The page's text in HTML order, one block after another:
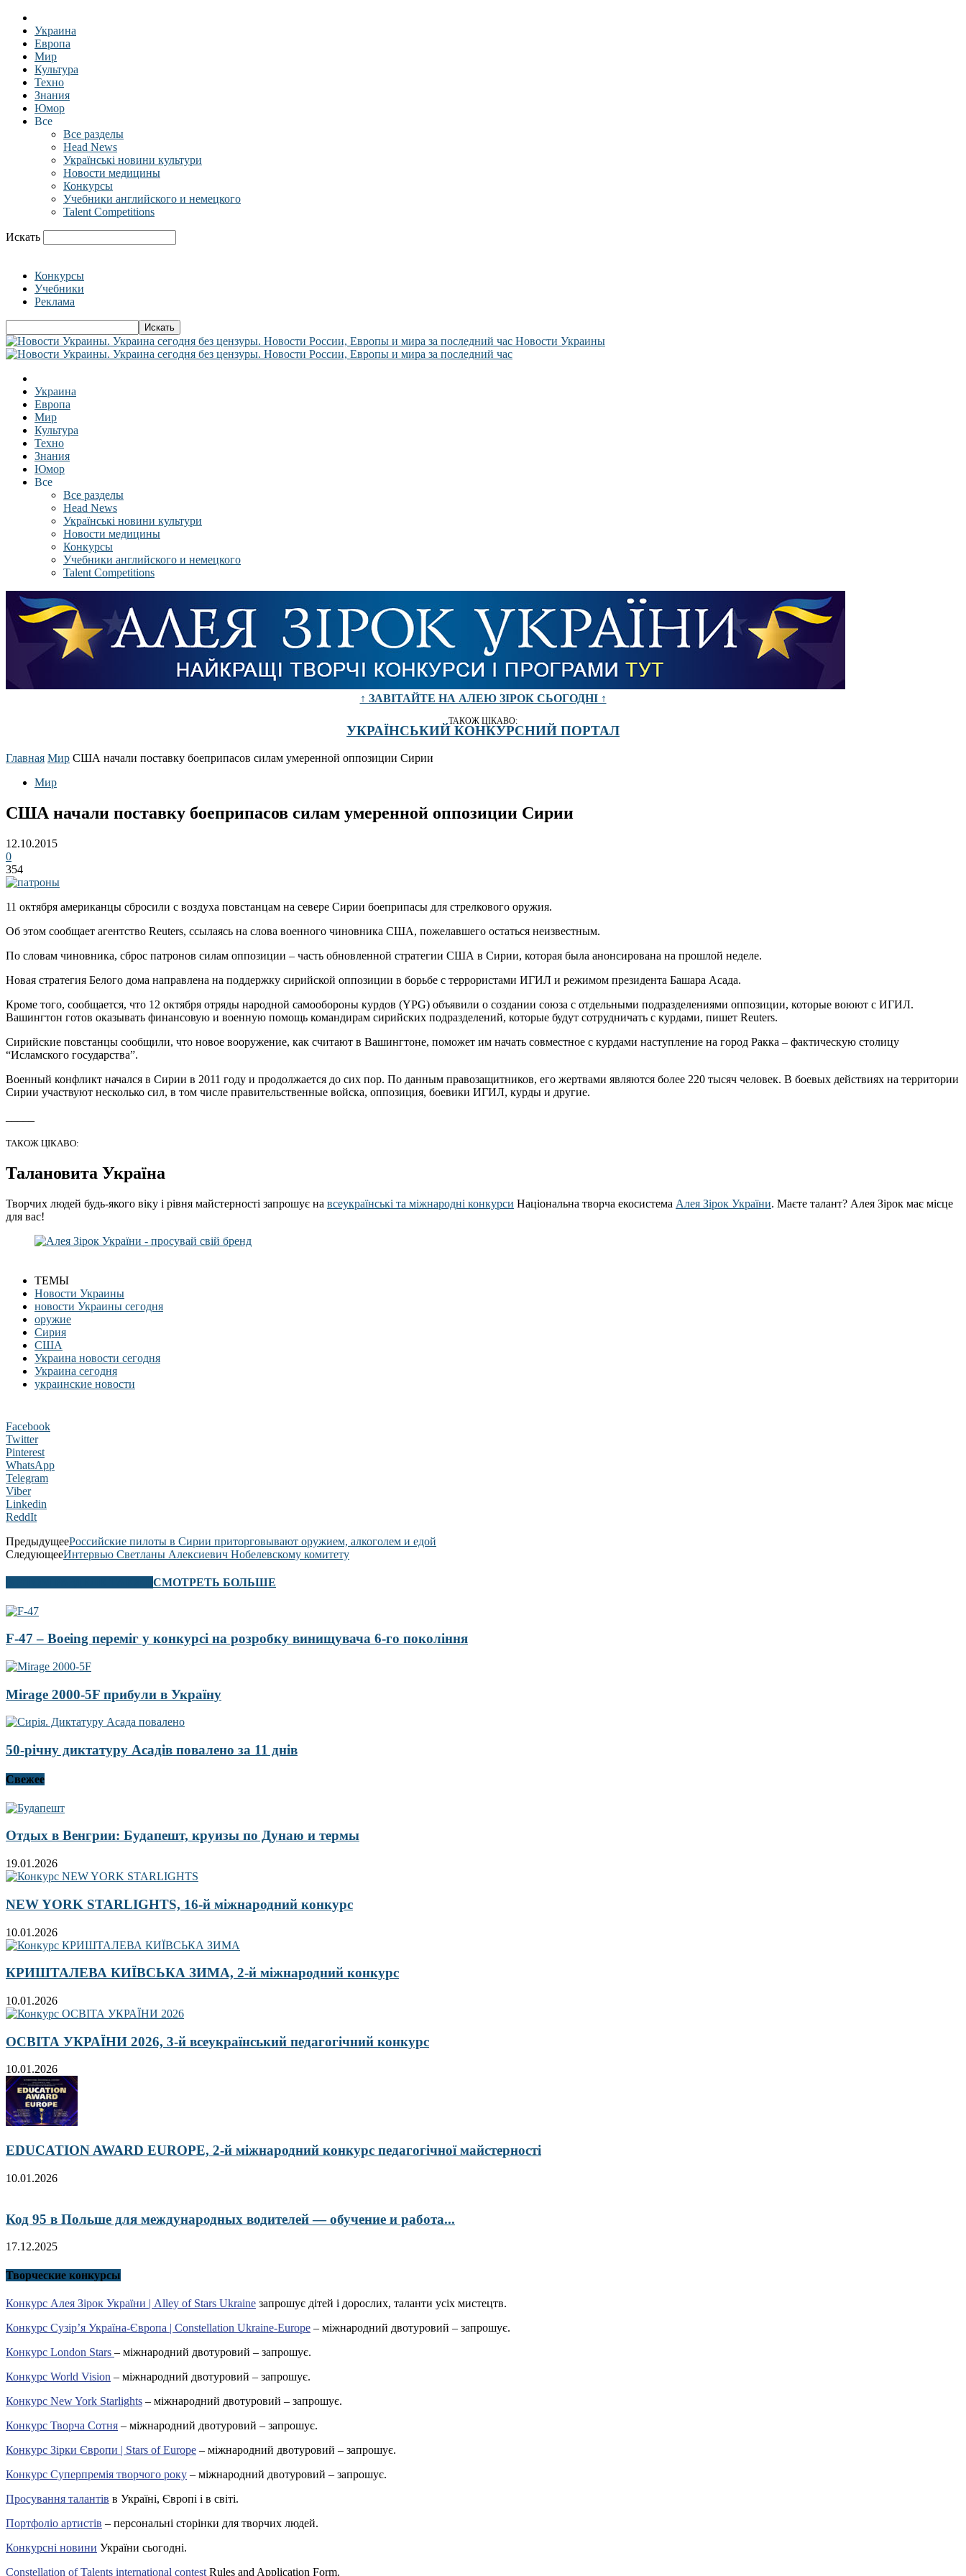
Украина
Европа
Мир
Культура
Техно
Знания
Юмор
Все
Все разделы
Head News
Українські новини культури
Новости медицины
Конкурсы
Учебники английского и немецкого
Talent Competitions
Искать
Конкурсы
Учебники
Реклама
Новости Украины
Украина
Европа
Мир
Культура
Техно
Знания
Юмор
Все
Все разделы
Head News
Українські новини культури
Новости медицины
Конкурсы
Учебники английского и немецкого
Talent Competitions
↑ ЗАВІТАЙТЕ НА АЛЕЮ ЗІРОК СЬОГОДНІ ↑
ТАКОЖ ЦІКАВО:
УКРАЇНСЬКИЙ КОНКУРСНИЙ ПОРТАЛ
Главная Мир США начали поставку боеприпасов силам умеренной оппозиции Сирии
Мир
США начали поставку боеприпасов силам умеренной оппозиции Сирии
12.10.2015
0
354
11 октября американцы сбросили с воздуха повстанцам на севере Сирии боеприпасы для стрелкового оружия.
Об этом сообщает агентство Reuters, ссылаясь на слова военного чиновника США, пожелавшего остаться неизвестным.
По словам чиновника, сброс патронов силам оппозиции – часть обновленной стратегии США в Сирии, которая была анонсирована на прошлой неделе.
Новая стратегия Белого дома направлена на поддержку сирийской оппозиции в борьбе с террористами ИГИЛ и режимом президента Башара Асада.
Кроме того, сообщается, что 12 октября отряды народной самообороны курдов (YPG) объявили о создании союза с отдельными подразделениями оппозиции, которые воюют с ИГИЛ.
Вашингтон готов оказывать финансовую и военную помощь командирам сирийских подразделений, которые будут сотрудничать с курдами, пишет Reuters.
Сирийские повстанцы сообщили, что новое вооружение, как считают в Вашингтоне, поможет им начать совместное с курдами наступление на город Ракка – фактическую столицу
“Исламского государства”.
Военный конфликт начался в Сирии в 2011 году и продолжается до сих пор. По данным правозащитников, его жертвами являются более 220 тысяч человек. В боевых действиях на территории
Сирии участвуют несколько сил, в том числе правительственные войска, оппозиция, боевики ИГИЛ, курды и другие.
ТАКОЖ ЦІКАВО:
Талановита Україна
Творчих людей будь-якого віку і рівня майстерності запрошує на всеукраїнські та міжнародні конкурси Національна творча екосистема Алея Зірок України. Маєте талант? Алея Зірок має місце
для вас!
ТЕМЫ
Новости Украины
новости Украины сегодня
оружие
Сирия
США
Украина новости сегодня
Украина сегодня
украинские новости
Facebook
Twitter
Pinterest
WhatsApp
Telegram
Viber
Linkedin
ReddIt
ПредыдущееРоссийские пилоты в Сирии приторговывают оружием, алкоголем и едой
СледующееИнтервью Светланы Алексиевич Нобелевскому комитету
СМОТРЕТЬ БОЛЬШЕ
F-47 – Boeing переміг у конкурсі на розробку винищувача 6-го покоління
Mirage 2000-5F прибули в Україну
50-річну диктатуру Асадів повалено за 11 днів
Свежее
Отдых в Венгрии: Будапешт, круизы по Дунаю и термы
19.01.2026
NEW YORK STARLIGHTS, 16-й міжнародний конкурс
10.01.2026
КРИШТАЛЕВА КИЇВСЬКА ЗИМА, 2-й міжнародний конкурс
10.01.2026
ОСВІТА УКРАЇНИ 2026, 3-й всеукраїнський педагогічний конкурс
10.01.2026
EDUCATION AWARD EUROPE, 2-й міжнародний конкурс педагогічної майстерності
10.01.2026
Код 95 в Польше для международных водителей — обучение и работа...
17.12.2025
Творческие конкурсы
Конкурс Алея Зірок України | Alley of Stars Ukraine запрошує дітей і дорослих, таланти усіх мистецтв.
Конкурс Сузір’я Україна-Європа | Constellation Ukraine-Europe – міжнародний двотуровий – запрошує.
Конкурс London Stars – міжнародний двотуровий – запрошує.
Конкурс World Vision – міжнародний двотуровий – запрошує.
Конкурс New York Starlights – міжнародний двотуровий – запрошує.
Конкурс Творча Сотня – міжнародний двотуровий – запрошує.
Конкурс Зірки Європи | Stars of Europe – міжнародний двотуровий – запрошує.
Конкурс Суперпремія творчого року – міжнародний двотуровий – запрошує.
Просування талантів в Україні, Європі і в світі.
Портфоліо артистів – персональні сторінки для творчих людей.
Конкурсні новини України сьогодні.
Constellation of Talents international contest Rules and Application Form.